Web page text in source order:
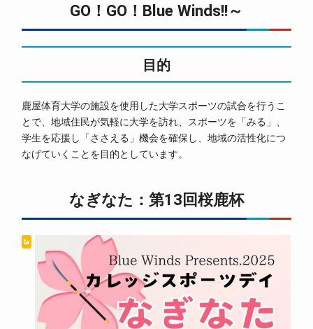
GO！GO！Blue Winds!!～
目的
鹿屋体育大学の施設を使用した大学スポーツの試合を行うこ
とで、地域住民が気軽に大学を訪れ、スポーツを「みる」、
学生を応援し「ささえる」機会を確保し、地域の活性化につ
なげていくことを目的としています。
なぎなた：第13回桜鹿杯